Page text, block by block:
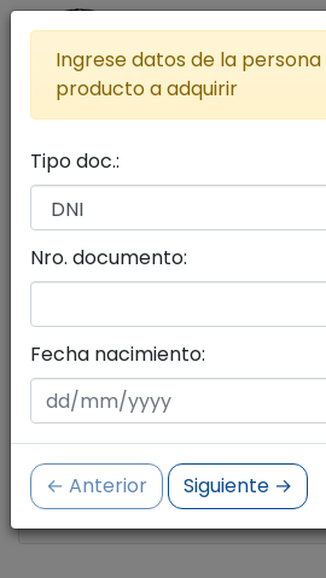
Lista de productos a
de compras
Cantidad de
Importe:
Ingrese datos de la
producto a adquirir
Tipo doc.:
Nro. documento:
Fecha nacimiento:
← Anterior Siguiente →